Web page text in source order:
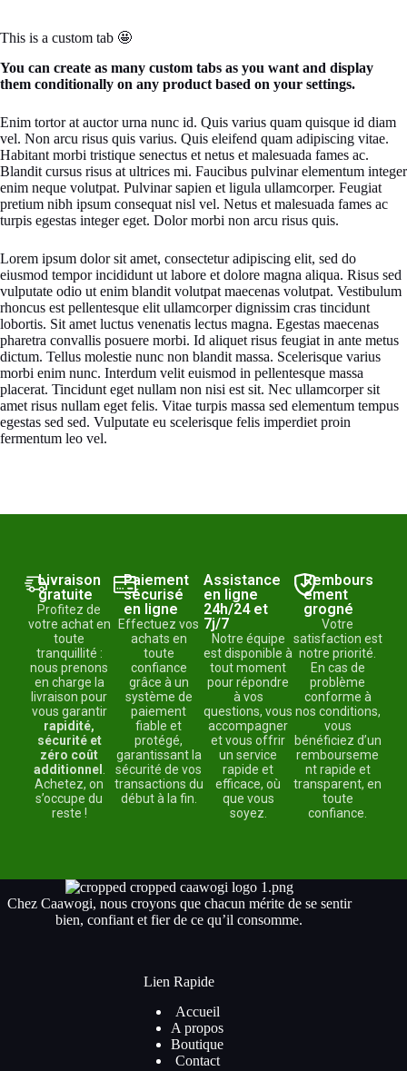
This is a custom tab 🤩
You can create as many custom tabs as you want and display
them conditionally on any product based on your settings.
Enim tortor at auctor urna nunc id. Quis varius quam quisque id diam
vel. Non arcu risus quis varius. Quis eleifend quam adipiscing vitae.
Habitant morbi tristique senectus et netus et malesuada fames ac.
Blandit cursus risus at ultrices mi. Faucibus pulvinar elementum integer
enim neque volutpat. Pulvinar sapien et ligula ullamcorper. Feugiat
pretium nibh ipsum consequat nisl vel. Netus et malesuada fames ac
turpis egestas integer eget. Dolor morbi non arcu risus quis.
Lorem ipsum dolor sit amet, consectetur adipiscing elit, sed do
eiusmod tempor incididunt ut labore et dolore magna aliqua. Risus sed
vulputate odio ut enim blandit volutpat maecenas volutpat. Vestibulum
rhoncus est pellentesque elit ullamcorper dignissim cras tincidunt
lobortis. Sit amet luctus venenatis lectus magna. Egestas maecenas
pharetra convallis posuere morbi. Id aliquet risus feugiat in ante metus
dictum. Tellus molestie nunc non blandit massa. Scelerisque varius
morbi enim nunc. Interdum velit euismod in pellentesque massa
placerat. Tincidunt eget nullam non nisi est sit. Nec ullamcorper sit
amet risus nullam eget felis. Vitae turpis massa sed elementum tempus
egestas sed sed. Vulputate eu scelerisque felis imperdiet proin
fermentum leo vel.
Livraison
gratuite
Profitez de
votre achat en
toute
tranquillité :
nous prenons
en charge la
livraison pour
vous garantir
rapidité,
sécurité et
zéro coût
additionnel .
Achetez, on
s’occupe du
reste !
Paiement
sécurisé
en ligne
Effectuez vos
achats en
toute
confiance
grâce à un
système de
paiement
fiable et
protégé,
garantissant la
sécurité de vos
transactions du
début à la fin.
Assistance
en ligne
24h/24 et
7j/7
Notre équipe
est disponible à
tout moment
pour répondre
à vos
questions, vous
accompagner
et vous offrir
un service
rapide et
efficace, où
que vous
soyez.
Rembours
ement
grogné
Votre
satisfaction est
notre priorité.
En cas de
problème
conforme à
nos conditions,
vous
bénéficiez d’un
rembourseme
nt rapide et
transparent, en
toute
confiance.
Chez Caawogi, nous croyons que chacun mérite de se sentir
bien, confiant et fier de ce qu’il consomme.
Lien Rapide
Accueil
A propos
Boutique
Contact